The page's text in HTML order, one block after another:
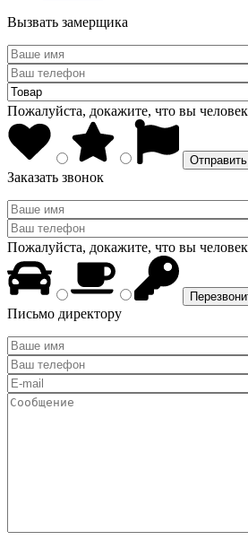
Вызвать замерщика
Пожалуйста, докажите, что вы
Заказать звонок
Пожалуйста, докажите, что вы
Письмо директору